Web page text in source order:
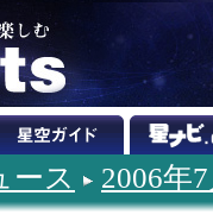
ース 2006年